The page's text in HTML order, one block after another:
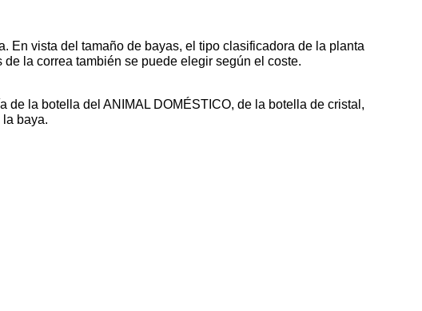
En vista del tamaño de bayas, el tipo clasificadora de la planta
la correa también se puede elegir según el coste.
la botella del ANIMAL DOMÉSTICO, de la botella de cristal,
baya.